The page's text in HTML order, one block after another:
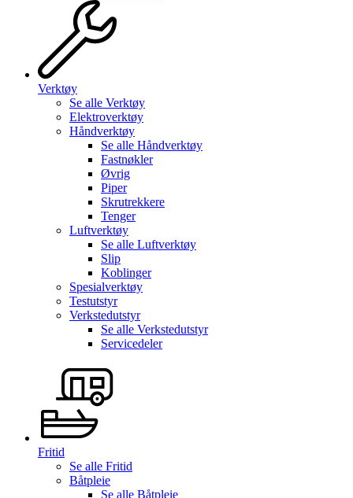
Verktøy
Se alle Verktøy
Elektroverktøy
Håndverktøy
Se alle Håndverktøy
Fastnøkler
Øvrig
Piper
Skrutrekkere
Tenger
Luftverktøy
Se alle Luftverktøy
Slip
Koblinger
Spesialverktøy
Testutstyr
Verkstedutstyr
Se alle Verkstedutstyr
Servicedeler
Fritid
Se alle Fritid
Båtpleie
Se alle Båtpleie